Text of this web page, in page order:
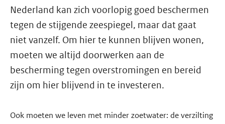
Nederland kan zich voorlopig goed beschermen
tegen de stijgende zeespiegel, maar dat gaat
niet vanzelf. Om hier te kunnen blijven wonen,
moeten we altijd doorwerken aan de
bescherming tegen overstromingen en bereid
zijn om hier blijvend in te investeren.
Ook moeten we leven met minder zoetwater: de verzilting